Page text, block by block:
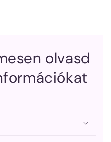
olvasd